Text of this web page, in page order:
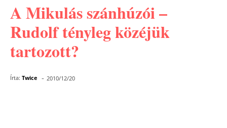
A Mikulás szánhúzói –
Rudolf tényleg közéjük
tartozott?
Írta: Twice - 2010/12/20